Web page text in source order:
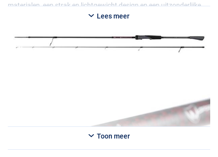
materialen, een strak en lichtgewicht design en een uitzonderlijke
prijs-kwaliteitverhouding is dit een ideale keuze voor zowel
zoeken tijdens lange vissessies.
Lees meer
Toon meer